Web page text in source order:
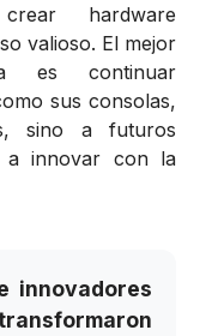
hardware
valioso. El mejor
es continuar
sus consolas,
sino a futuros
a innovar con la
innovadores